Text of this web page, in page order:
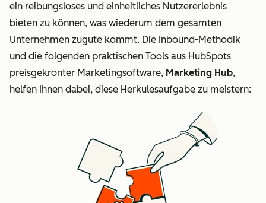
ein reibungsloses und einheitliches Nutzererlebnis
bieten zu können, was wiederum dem gesamten
Unternehmen zugute kommt. Die Inbound-Methodik
und die folgenden praktischen Tools aus HubSpots
preisgekrönter Marketingsoftware, Marketing Hub,
helfen Ihnen dabei, diese Herkulesaufgabe zu meistern: